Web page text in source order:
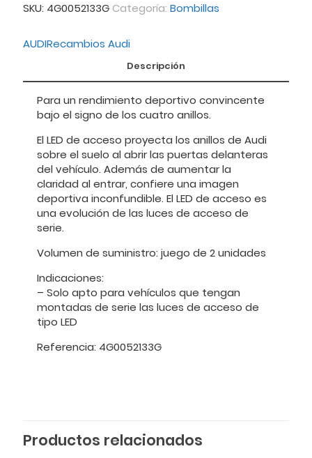
SKU: 4G0052133G Categoría: Bombillas
AUDIRecambios Audi
Descripción
Para un rendimiento deportivo convincente
bajo el signo de los cuatro anillos.
El LED de acceso proyecta los anillos de Audi
sobre el suelo al abrir las puertas delanteras
del vehículo. Además de aumentar la
claridad al entrar, confiere una imagen
deportiva inconfundible. El LED de acceso es
una evolución de las luces de acceso de
serie.
Volumen de suministro: juego de 2 unidades
Indicaciones:
– Solo apto para vehículos que tengan
montadas de serie las luces de acceso de
tipo LED
Referencia: 4G0052133G
Productos relacionados